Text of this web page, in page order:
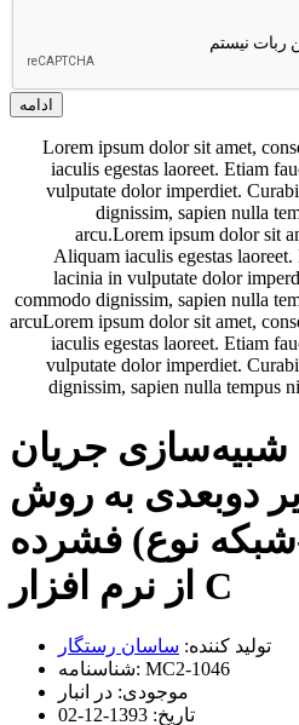
ادامه
Lorem ipsum dolor sit amet,
iaculis egestas laoreet. Etiam
vulputate dolor imperdiet.
dignissim, sapien nulla
arcu.Lorem ipsum dolor sit
Aliquam iaculis egestas
lacinia in vulputate dolor
commodo dignissim, sapien nulla
arcuLorem ipsum dolor sit amet,
iaculis egestas laoreet. Etiam
vulputate dolor imperdiet.
dignissim, sapien nulla tempus
شبیه‌سازی جریان
دوبعدی به روش
فشرده (شبکه نوع-C) با استفاده
از نرم افزار C
تولید کننده: ساسان رستگار
شناسنامه: MC2-1046
موجودی: در انبار
تاریخ: 1393-12-02